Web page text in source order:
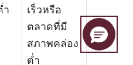
ำ
เร็วหรือ
ตลาดที่มี
สภาพคล่อง
ต่ำ